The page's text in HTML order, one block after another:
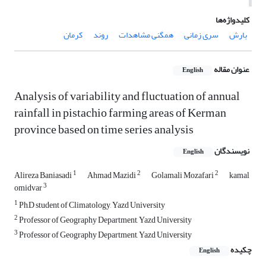
کلیدواژه‌ها
بارش
سری زمانی همگنی مشاهدات روند کرمان
عنوان مقاله English
Analysis of variability and fluctuation of annual
rainfall in pistachio farming areas of Kerman
province based on time series analysis
نویسندگان English
Alireza Baniasadi1 Ahmad Mazidi2 Golamali Mozafari2 kamal
omidvar3
1Ph,D student of Climatology, Yazd University
2Professor of Geography Department, Yazd University
3Professor of Geography Department, Yazd University
چکیده
English